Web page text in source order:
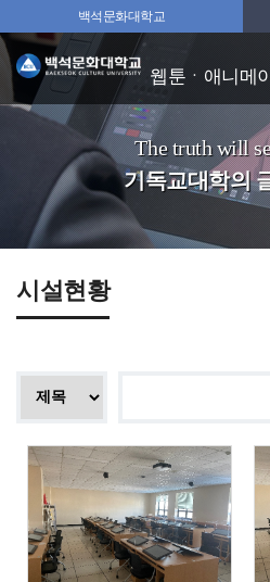
백석문화대학교
웹툰ㆍ애니메
The truth will
기독교대학의
시설현황